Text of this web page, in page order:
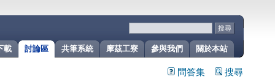
關於本站
參與我們
摩茲工寮
共筆系統
討論區
載
問答集 搜尋